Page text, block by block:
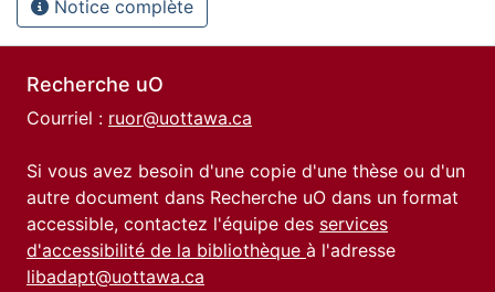
Notice complète
Recherche uO
Courriel : ruor@uottawa.ca
Si vous avez besoin d'une copie d'une thèse ou d'un
autre document dans Recherche uO dans un format
accessible, contactez l'équipe des services
d'accessibilité de la bibliothèque à l'adresse
libadapt@uottawa.ca